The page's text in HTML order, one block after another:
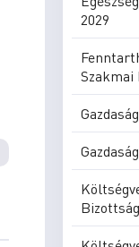
2029
Szakmai
Bizottság